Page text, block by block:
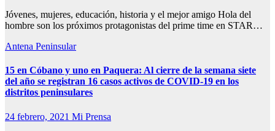
Jóvenes, mujeres, educación, historia y el mejor amigo Hola del
hombre son los próximos protagonistas del prime time en STAR…
Antena Peninsular
15 en Cóbano y uno en Paquera: Al cierre de la semana siete
del año se registran 16 casos activos de COVID-19 en los
distritos peninsulares
24 febrero, 2021 Mi Prensa